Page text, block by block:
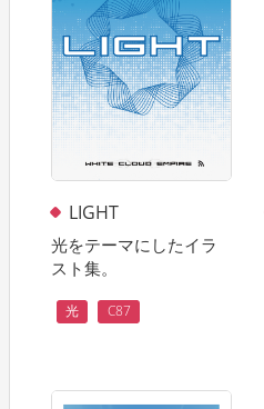
LIGHT
光をテーマにしたイラ
スト集。
光 C87